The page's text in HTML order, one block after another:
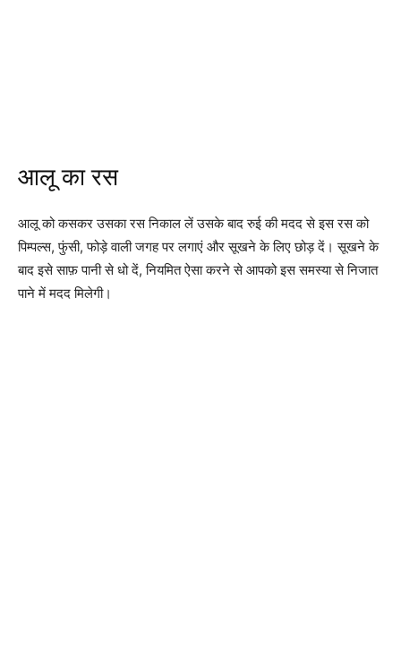
आलू का रस
आलू को कसकर उसका रस निकाल लें उसके बाद रुई की मदद से इस रस को
पिम्पल्स, फुंसी, फोड़े वाली जगह पर लगाएं और सूखने के लिए छोड़ दें। सूखने के
बाद इसे साफ़ पानी से धो दें, नियमित ऐसा करने से आपको इस समस्या से निजात
पाने में मदद मिलेगी।